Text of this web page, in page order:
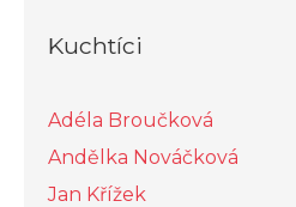
Kuchtíci
Adéla Broučková
Andělka Nováčková
Jan Křížek